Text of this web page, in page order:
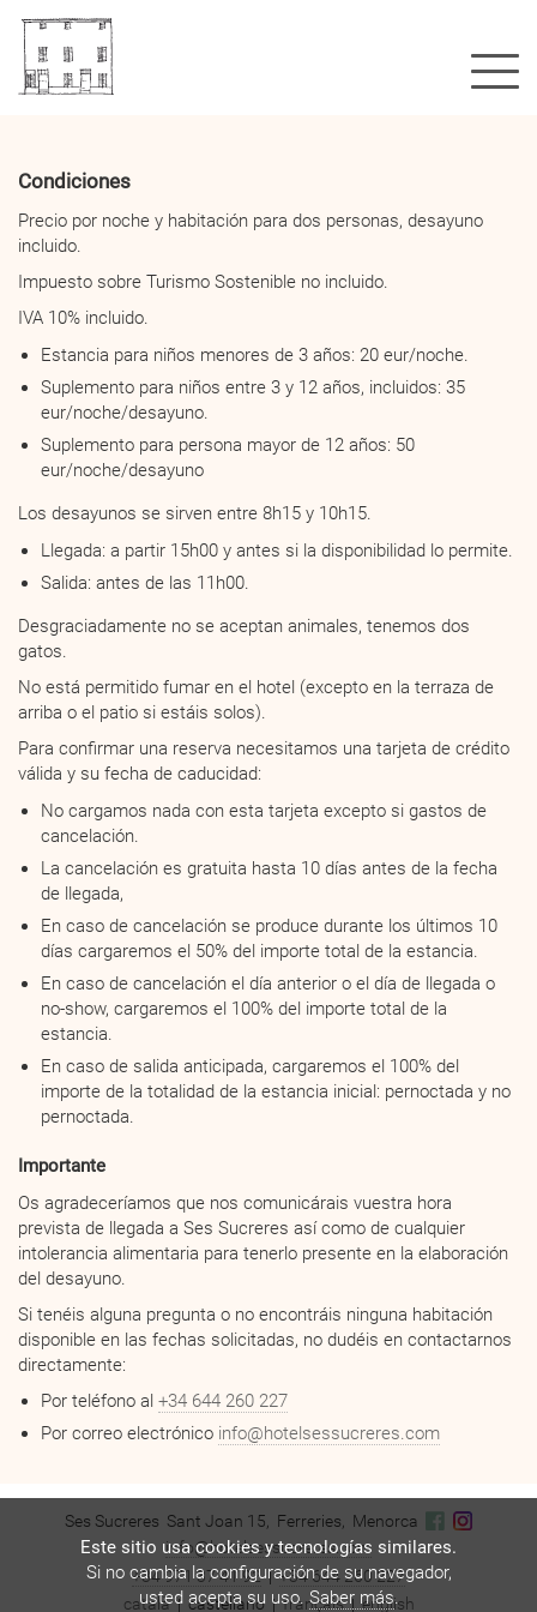
Habitaciones & tarifas
Galería
Localización
Esto es todo?
Blog
Booking
Condiciones
Precio por noche y habitación para dos personas, desayuno
incluido.
Impuesto sobre Turismo Sostenible no incluido.
IVA 10% incluido.
Estancia para niños menores de 3 años: 20 eur/noche.
Suplemento para niños entre 3 y 12 años, incluidos: 35
eur/noche/desayuno.
Suplemento para persona mayor de 12 años: 50
eur/noche/desayuno
Los desayunos se sirven entre 8h15 y 10h15.
Llegada: a partir 15h00 y antes si la disponibilidad lo permite.
Salida: antes de las 11h00.
Desgraciadamente no se aceptan animales, tenemos dos
gatos.
No está permitido fumar en el hotel (excepto en la terraza de
arriba o el patio si estáis solos).
Para confirmar una reserva necesitamos una tarjeta de crédito
válida y su fecha de caducidad:
No cargamos nada con esta tarjeta excepto si gastos de
cancelación.
La cancelación es gratuita hasta 10 días antes de la fecha
de llegada,
En caso de cancelación se produce durante los últimos 10
días cargaremos el 50% del importe total de la estancia.
En caso de cancelación el día anterior o el día de llegada o
no-show, cargaremos el 100% del importe total de la
estancia.
En caso de salida anticipada, cargaremos el 100% del
importe de la totalidad de la estancia inicial: pernoctada y no
pernoctada.
Importante
Os agradeceríamos que nos comunicárais vuestra hora
prevista de llegada a Ses Sucreres así como de cualquier
intolerancia alimentaria para tenerlo presente en la elaboración
del desayuno.
Si tenéis alguna pregunta o no encontráis ninguna habitación
disponible en las fechas solicitadas, no dudéis en contactarnos
directamente:
Por teléfono al +34 644 260 227
Por correo electrónico info@hotelsessucreres.com
Ses Sucreres Sant Joan 15, Ferreries, Menorca
info@hotelsessucreres.com
+34 971 37 41 92
+34 644 260 227
català
castellano français english
Este sitio usa cookies y tecnologías similares.
Si no cambia la configuración de su navegador,
usted acepta su uso.Saber más.